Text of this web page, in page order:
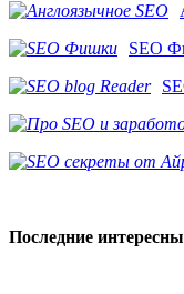
SEO
Последние